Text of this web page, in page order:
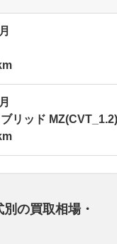
リッド MZ(CVT_1.2)
の買取相場・